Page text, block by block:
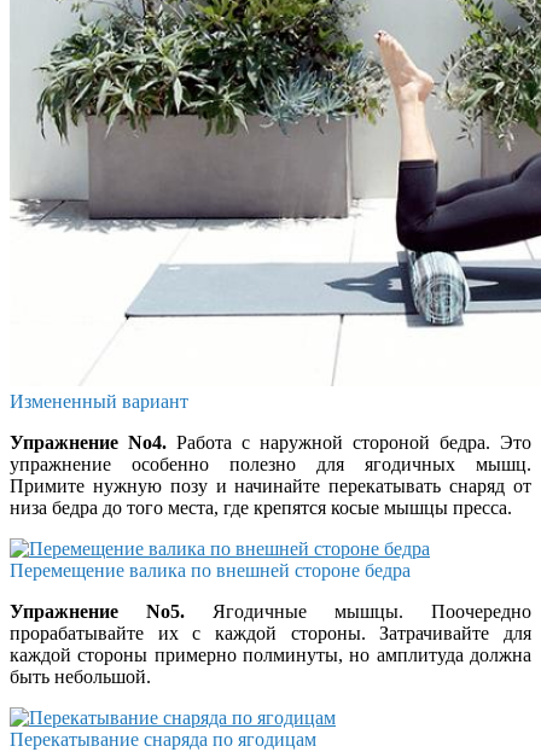
Измененный вариант
Упражнение No4. Работа с наружной стороной бедра. Это
упражнение особенно полезно для ягодичных мышц.
Примите нужную позу и начинайте перекатывать снаряд от
низа бедра до того места, где крепятся косые мышцы пресса.
Перемещение валика по внешней стороне бедра
Упражнение No5. Ягодичные мышцы. Поочередно
прорабатывайте их с каждой стороны. Затрачивайте для
каждой стороны примерно полминуты, но амплитуда должна
быть небольшой.
Перекатывание снаряда по ягодицам